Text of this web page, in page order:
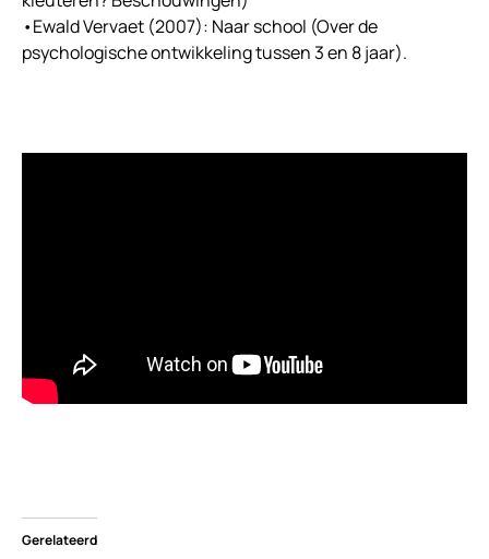
•Ewald Vervaet (2007): Naar school (Over de
psychologische ontwikkeling tussen 3 en 8 jaar).
Gerelateerd